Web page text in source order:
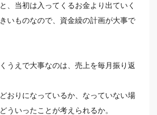
、当初は入ってくるお金より出ていく
いものなので、資金繰の計画が大事で
うえで大事なのは、売上を毎月振り返
おりになっているか、なっていない場
ういったことが考えられるか。